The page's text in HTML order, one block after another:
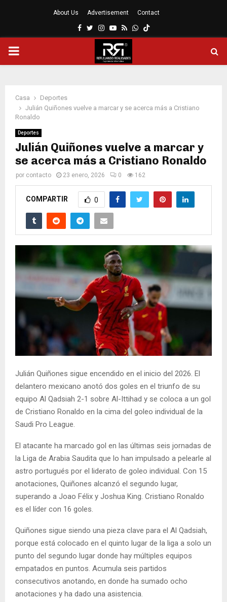
About Us Advertisement Contact
Facebook
Twitter
Instagram
Youtube
RssWhatsapp
MENÚ
Casa
Deportes
Julián Quiñones vuelve a marcar y se acerca más a Cristiano
Ronaldo
Deportes
Julián Quiñones vuelve a marcar y
se acerca más a Cristiano Ronaldo
por contacto 23 enero, 2026 0 162
COMPARTIR 0
Julián Quiñones sigue encendido en el inicio del 2026. El
delantero mexicano anotó dos goles en el triunfo de su
equipo Al Qadsiah 2-1 sobre Al-Ittihad y se coloca a un gol
de Cristiano Ronaldo en la cima del goleo individual de la
Saudi Pro League.
El atacante ha marcado gol en las últimas seis jornadas de
la Liga de Arabia Saudita que lo han impulsado a pelearle al
astro portugués por el liderato de goleo individual. Con 15
anotaciones, Quiñones alcanzó el segundo lugar,
superando a Joao Félix y Joshua King. Cristiano Ronaldo
es el líder con 16 goles.
Quiñones sigue siendo una pieza clave para el Al Qadsiah,
porque está colocado en el quinto lugar de la liga a solo un
punto del segundo lugar donde hay múltiples equipos
empatados en puntos. Acumula seis partidos
consecutivos anotando, en donde ha sumado ocho
anotaciones y ha dado una asistencia.